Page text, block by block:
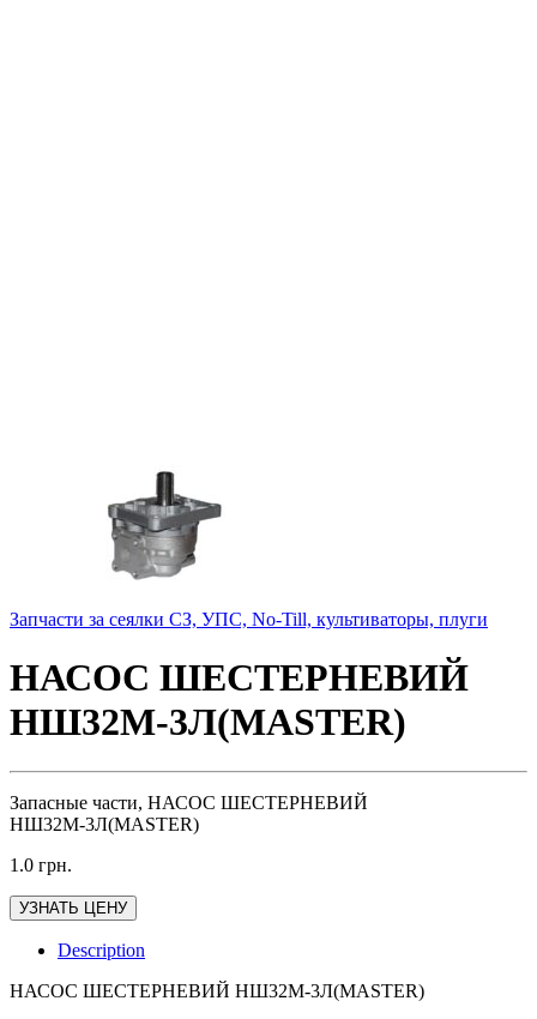
Запчасти за сеялки СЗ, УПС, No-Till, культиваторы, плуги
НАСОС ШЕСТЕРНЕВИЙ
НШ32М-3Л(MASTER)
Запасные части, НАСОС ШЕСТЕРНЕВИЙ
НШ32М-3Л(MASTER)
1.0 грн.
УЗНАТЬ ЦЕНУ
Description
НАСОС ШЕСТЕРНЕВИЙ НШ32М-3Л(MASTER)